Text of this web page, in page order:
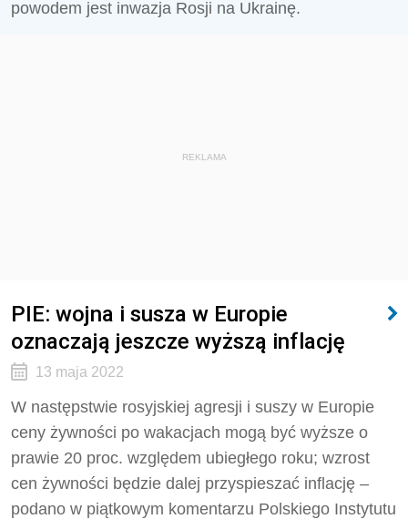
powodem jest inwazja Rosji na Ukrainę.
REKLAMA
PIE: wojna i susza w Europie
oznaczają jeszcze wyższą inflację
13 maja 2022
W następstwie rosyjskiej agresji i suszy w Europie
ceny żywności po wakacjach mogą być wyższe o
prawie 20 proc. względem ubiegłego roku; wzrost
cen żywności będzie dalej przyspieszać inflację –
podano w piątkowym komentarzu Polskiego Instytutu